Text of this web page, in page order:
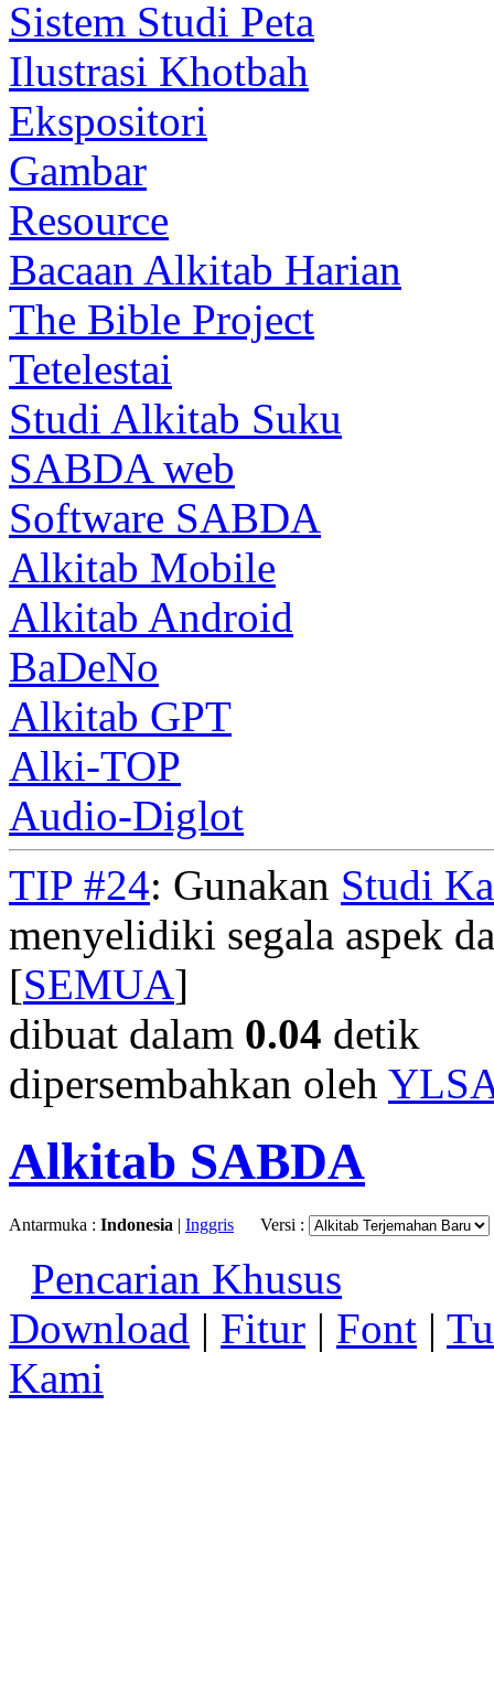
Sistem Studi Peta
Ilustrasi Khotbah
Ekspositori
Gambar
Resource
Bacaan Alkitab Harian
The Bible Project
Tetelestai
Studi Alkitab Suku
SABDA web
Software SABDA
Alkitab Mobile
Alkitab Android
BaDeNo
Alkitab GPT
Alki-TOP
Audio-Diglot
TIP #24: Gunakan Studi
menyelidiki segala aspek
[SEMUA]
dibuat dalam 0.04 detik
dipersembahkan oleh
Alkitab SABDA
Antarmuka : Indonesia | Inggris Versi :
Pencarian Khusus
Download | Fitur | Font |
Kami